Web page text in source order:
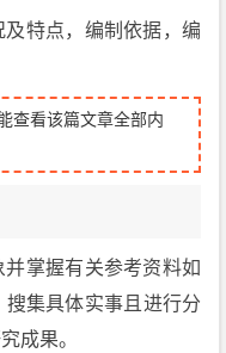
特点，编制依据，编
查看该篇文章全部内
掌握有关参考资料如
集具体实事且进行分
成果。